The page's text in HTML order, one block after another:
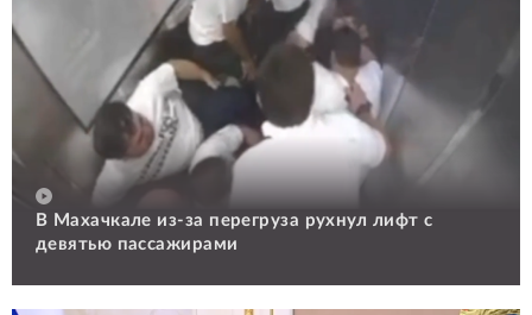
В Махачкале из-за перегруза рухнул лифт с
девятью пассажирами